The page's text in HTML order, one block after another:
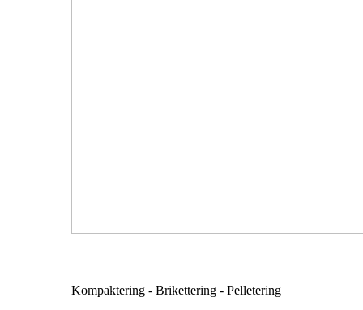
Kompaktering - Brikettering - Pelletering